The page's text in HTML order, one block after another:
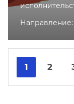
Направление:
1 2